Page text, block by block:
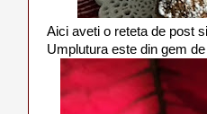
Aici aveti o reteta de post
Umplutura este din gem